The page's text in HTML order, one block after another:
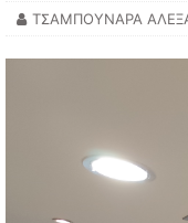
ΤΣΑΜΠΟΥΝΑΡΑ